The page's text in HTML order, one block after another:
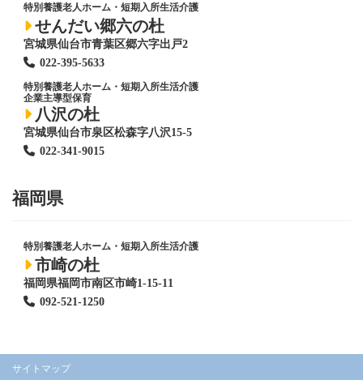
特別養護老人ホーム ・短期入所生活介護
せんだい郷六の杜
宮城県仙台市青葉区郷六字出戸2
022-395-5633
特別養護老人ホーム ・短期入所生活介護
企業主導型保育
八沢の杜
宮城県仙台市泉区松森字八沢15-5
022-341-9015
福岡県
特別養護老人ホーム ・短期入所生活介護
市崎の杜
福岡県福岡市南区市崎1-15-11
092-521-1250
サイトマップ